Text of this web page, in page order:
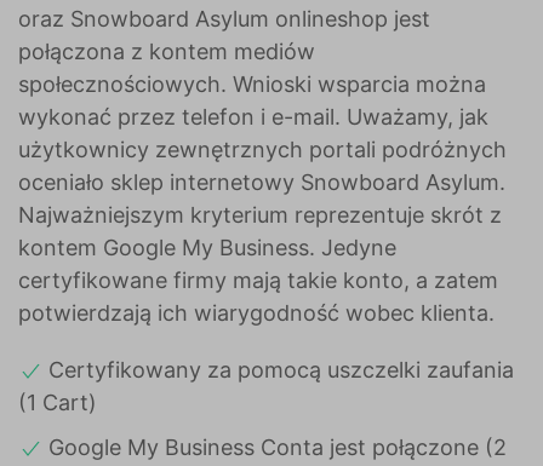
oraz Snowboard Asylum onlineshop jest
połączona z kontem mediów
społecznościowych. Wnioski wsparcia można
wykonać przez telefon i e-mail. Uważamy, jak
użytkownicy zewnętrznych portali podróżnych
oceniało sklep internetowy Snowboard Asylum.
Najważniejszym kryterium reprezentuje skrót z
kontem Google My Business. Jedyne
certyfikowane firmy mają takie konto, a zatem
potwierdzają ich wiarygodność wobec klienta.
Certyfikowany za pomocą uszczelki zaufania
(1 Cart)
Google My Business Conta jest połączone (2